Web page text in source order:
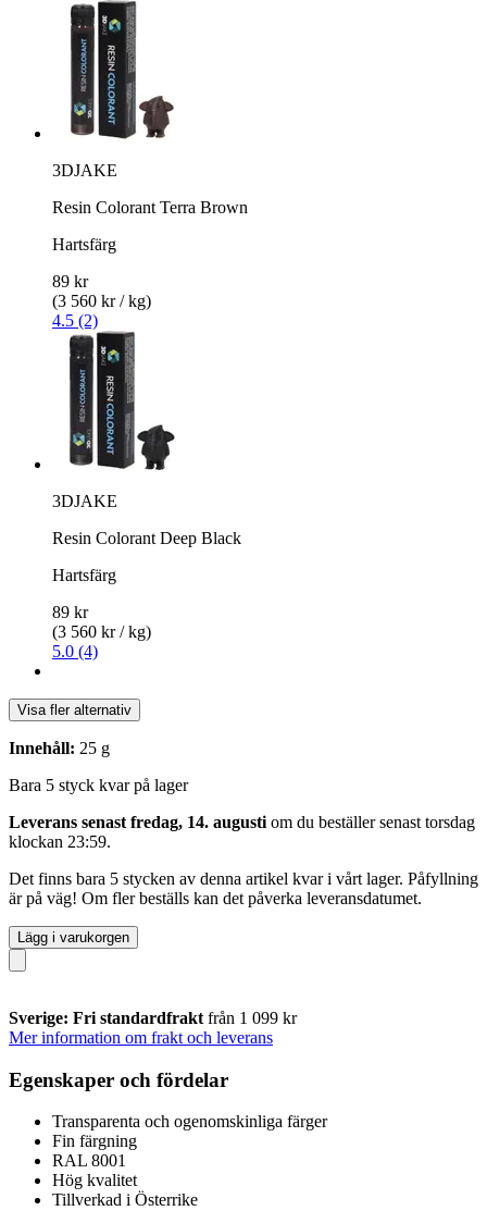
3DJAKE
Resin Colorant Terra Brown
Hartsfärg
89 kr
(3 560 kr / kg)
4.5 (2)
3DJAKE
Resin Colorant Deep Black
Hartsfärg
89 kr
(3 560 kr / kg)
5.0 (4)
Visa fler alternativ
Innehåll: 25 g
Bara 5 styck kvar på lager
Leverans senast fredag, 14. augusti om du beställer senast torsdag
klockan 23:59.
Det finns bara 5 stycken av denna artikel kvar i vårt lager. Påfyllning
är på väg! Om fler beställs kan det påverka leveransdatumet.
Lägg i varukorgen
Sverige: Fri standardfrakt från 1 099 kr
Mer information om frakt och leverans
Egenskaper och fördelar
Transparenta och ogenomskinliga färger
Fin färgning
RAL 8001
Hög kvalitet
Tillverkad i Österrike